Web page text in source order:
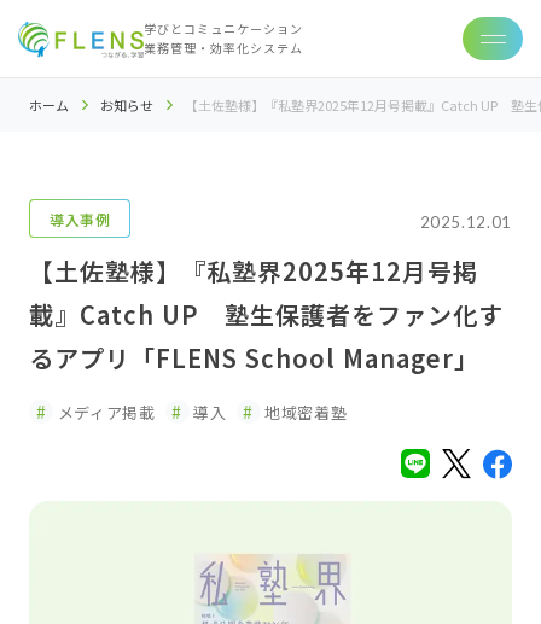
学びとコミュニケーション
業務管理・効率化システム
ホーム お知らせ 【土佐塾様】『私塾界2025年12月号掲載』Catch UP 塾
導入事例 2025.12.01
【土佐塾様】『私塾界2025年12月号掲
載』Catch UP 塾生保護者をファン化す
るアプリ「FLENS School Manager」
メディア掲載 導入 地域密着塾